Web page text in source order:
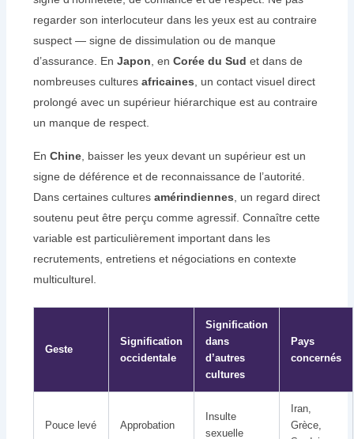
regarder son interlocuteur dans les yeux est au contraire
suspect — signe de dissimulation ou de manque
d’assurance. EnJapon , enCorée du Sud et dans de
nombreuses culturesafricaines , un contact visuel direct
prolongé avec un supérieur hiérarchique est au contraire
un manque de respect.
EnChine , baisser les yeux devant un supérieur est un
signe de déférence et de reconnaissance de l’autorité.
Dans certaines culturesamérindiennes , un regard direct
soutenu peut être perçu comme agressif. Connaître cette
variable est particulièrement important dans les
recrutements, entretiens et négociations en contexte
multiculturel.
Geste
Signification
occidentale
Signification
dans
d’autres
cultures
Pays
concernés
Pouce levé Approbation
Insulte
sexuelle
Iran,
Grèce,